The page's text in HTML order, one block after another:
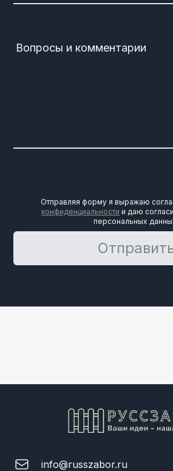
Вопросы и комментарии
Отправляя форму я выражаю
конфиденциальности и даю
персональных
info@russzabor.ru